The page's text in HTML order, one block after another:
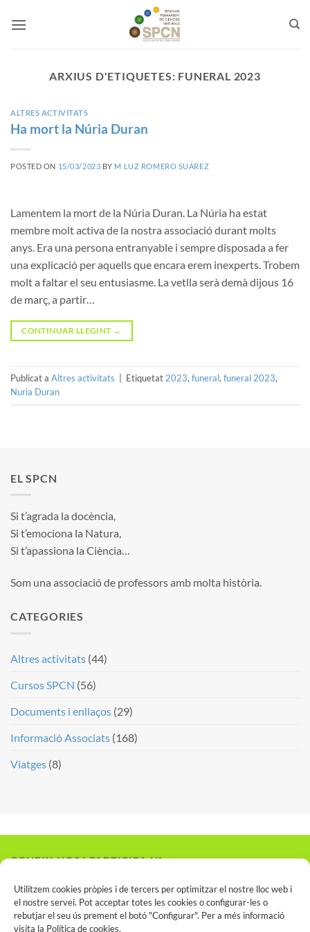
Utilitzem cookies pròpies i de tercers per optimitzar el nostre lloc web i
el nostre servei. Pot acceptar totes les cookies o configurar-les o
rebutjar el seu ús prement el botó "Configurar". Per a més informació
visita la Política de cookies.
ARXIUS D'ETIQUETES: FUNERAL 2023
ALTRES ACTIVITATS
Ha mort la Núria Duran
POSTED ON 15/03/2023 BY M LUZ ROMERO SUÁREZ
Lamentem la mort de la Núria Duran. La Núria ha estat
membre molt activa de la nostra associació durant molts
anys. Era una persona entranyable i sempre disposada a fer
una explicació per aquells que encara erem inexperts. Trobem
molt a faltar el seu entusiasme. La vetlla serà demà dijous 16
de març, a partir…
CONTINUAR LLEGINT →
Publicat a Altres activitats Etiquetat 2023, funeral, funeral 2023,
Nuria Duran
EL SPCN
Si t’agrada la docència,
Si t’emociona la Natura,
Si t’apassiona la Ciència…
Som una associació de professors amb molta història.
CATEGORIES
Altres activitats (44)
Cursos SPCN (56)
Documents i enllaços (29)
Informació Associats (168)
Viatges (8)
CONEIX-NOS I PARTICIPA-HI
Vols associar-te?